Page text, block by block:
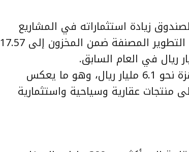
زيادة استثماراته في المشاريع
التطويرية، إذ ارتفعت قيمة العقارات قيد التطوير المصنفة ضمن المخزون إلى 17.57
كما بلغت قيمة العقارات التطويرية الجاهزة نحو 6.1 مليار ريال، وهو ما يعكس
منتجات عقارية وسياحية واستثمارية